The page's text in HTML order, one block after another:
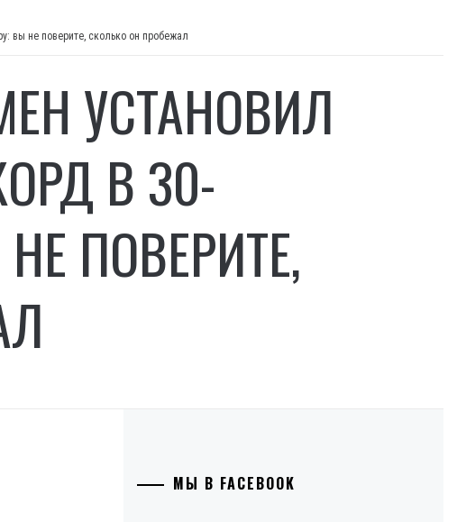
вы не поверите, сколько он пробежал
УСТАНОВИЛ
В 30-
ПОВЕРИТЕ,
МЫ В FACEBOOK